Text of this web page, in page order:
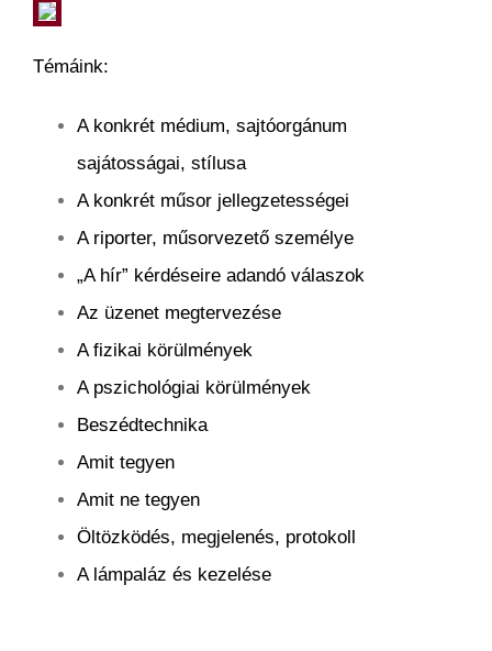
Témáink:
A konkrét médium, sajtóorgánum
sajátosságai, stílusa
A konkrét műsor jellegzetességei
A riporter, műsorvezető személye
„A hír” kérdéseire adandó válaszok
Az üzenet megtervezése
A fizikai körülmények
A pszichológiai körülmények
Beszédtechnika
Amit tegyen
Amit ne tegyen
Öltözködés, megjelenés, protokoll
A lámpaláz és kezelése